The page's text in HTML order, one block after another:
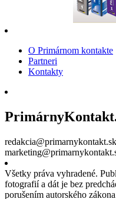
O Primárnom kontakte
Partneri
Kontakty
redakcia@primarnykontakt.sk
Všetky práva vyhradené.
fotografií a dát je bez
porušením autorského